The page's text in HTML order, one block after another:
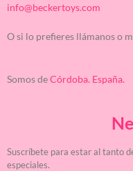
info@beckertoys.com
O si lo prefieres llámanos o
Somos deCórdoba. España.
Suscríbete para estar al tanto
especiales.